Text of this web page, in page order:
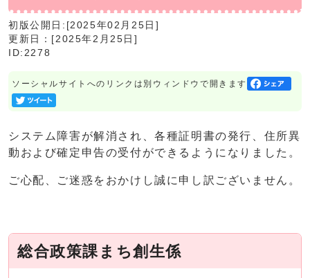
初版公開日:[2025年02月25日]
更新日：[2025年2月25日]
ID:2278
ソーシャルサイトへのリンクは別ウィンドウで開きます
システム障害が解消され、各種証明書の発行、住所異
動および確定申告の受付ができるようになりました。
ご心配、ご迷惑をおかけし誠に申し訳ございません。
総合政策課まち創生係